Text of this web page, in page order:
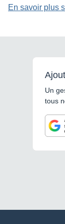
En savoir plus
Un
tous